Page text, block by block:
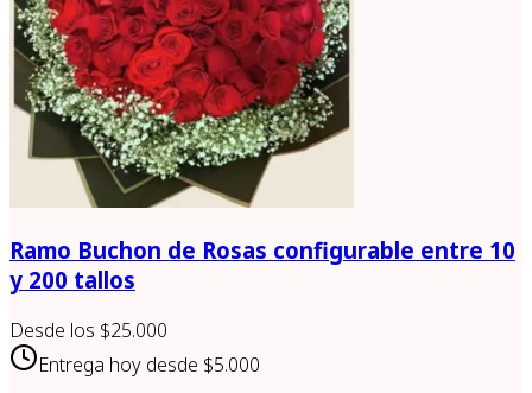
Ramo Buchon de Rosas configurable entre 10
y 200 tallos
Desde los $25.000
Entrega hoy desde $5.000